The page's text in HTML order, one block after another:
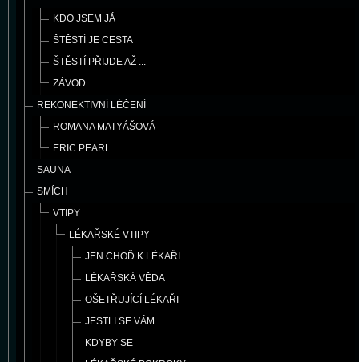
KDO JSEM JÁ
ŠTĚSTÍ JE CESTA
ŠTĚSTÍ PŘIJDE AŽ ...
ZÁVOD
REKONEKTIVNÍ LÉČENÍ
ROMANA MATYÁŠOVÁ
ERIC PEARL
SAUNA
SMÍCH
VTIPY
LÉKAŘSKÉ VTIPY
JEN CHOĎ K LÉKAŘI
LÉKAŘSKÁ VĚDA
OŠETŘUJÍCÍ LÉKAŘI
JESTLI SE VÁM
KDYBY SE